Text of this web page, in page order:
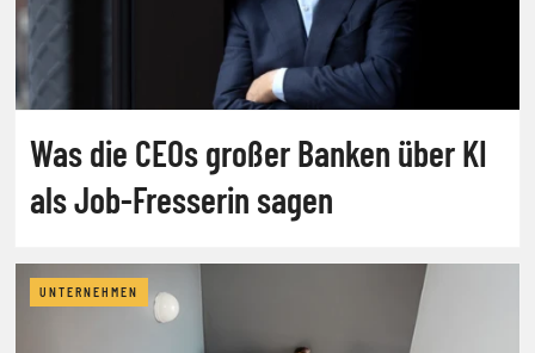
Was die CEOs großer Banken über KI
als Job-Fresserin sagen
UNTERNEHMEN